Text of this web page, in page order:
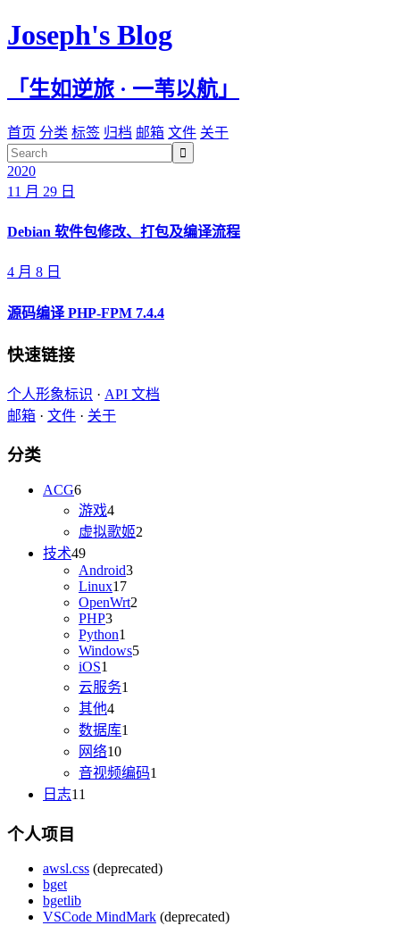
Joseph's Blog
「生如逆旅 · 一苇以航」
首页 分类 标签 归档 邮箱 文件 关于

2020
11 月 29 日
Debian 软件包修改、打包及编译流程
4 月 8 日
源码编译 PHP-FPM 7.4.4
快速链接
个人形象标识 · API 文档
邮箱 · 文件 · 关于
分类
ACG6
游戏4
虚拟歌姬2
技术49
Android3
Linux17
OpenWrt2
PHP3
Python1
Windows5
iOS1
云服务1
其他4
数据库1
网络10
音视频编码1
日志11
个人项目
awsl.css (deprecated)
bget
bgetlib
VSCode MindMark (deprecated)